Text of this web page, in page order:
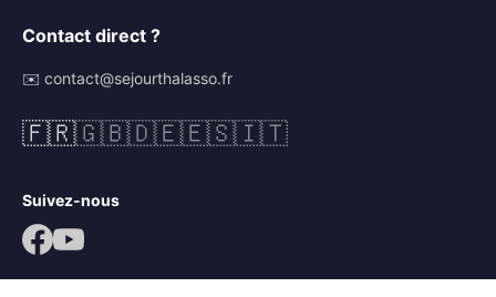
Contact direct ?
✉️ contact@sejourthalasso.fr
🇫🇷🇬🇧🇩🇪🇪🇸🇮🇹
Suivez-nous